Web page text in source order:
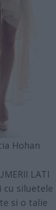
Hohan
LATI
cu siluetele
si o talie